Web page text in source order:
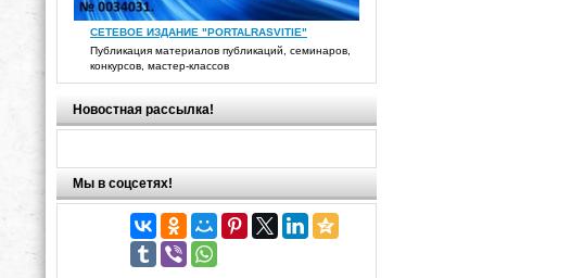
СЕТЕВОЕ ИЗДАНИЕ "PORTALRASVITIE"
Публикация материалов публикаций, семинаров,
конкурсов, мастер-классов
Новостная рассылка!
Мы в соцсетях!